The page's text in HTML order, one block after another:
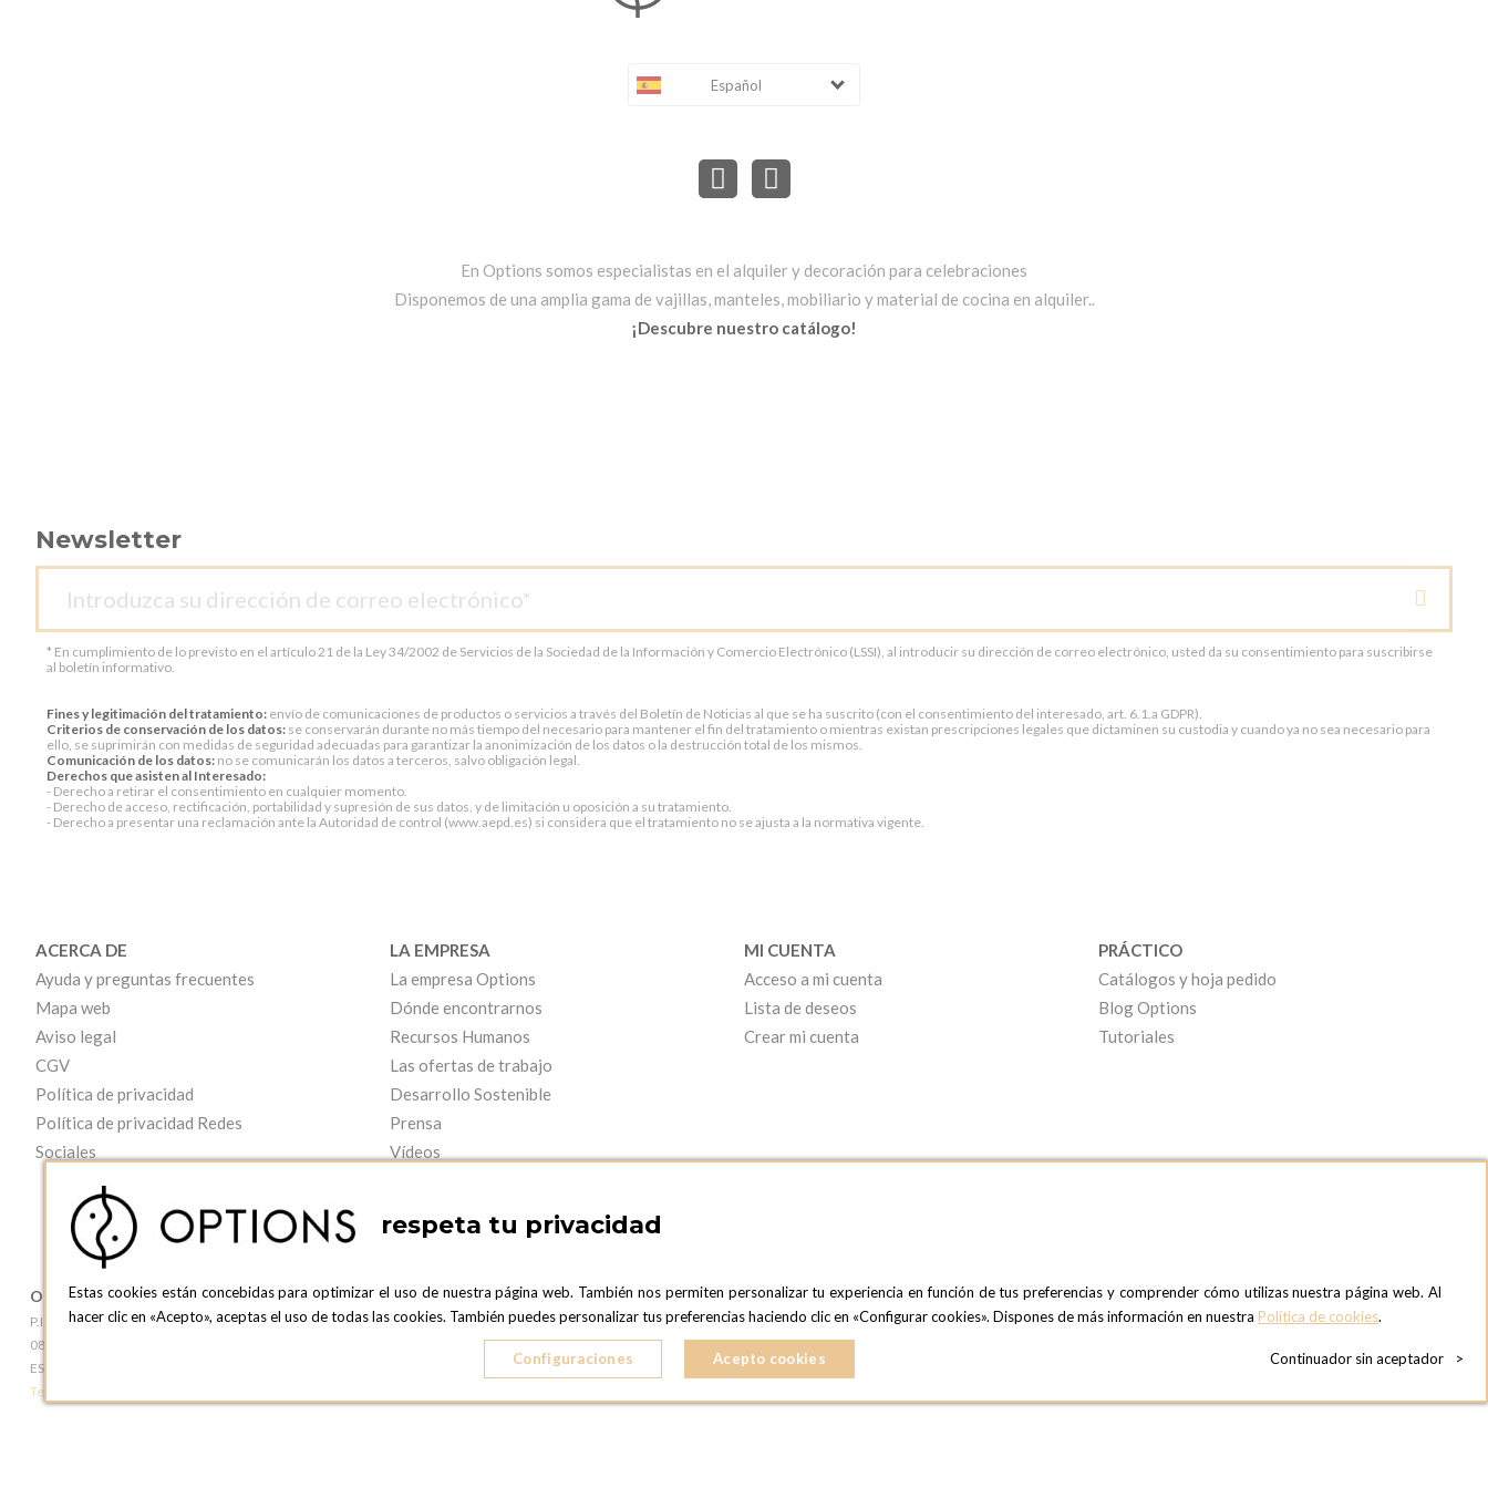
Español
En Options somos especialistas en el alquiler y decoración para celebraciones
Disponemos de una amplia gama de vajillas, manteles, mobiliario y material de cocina en alquiler..
¡Descubre nuestro catálogo!
Newsletter
* En cumplimiento de lo previsto en el artículo 21 de la Ley 34/2002 de Servicios de la Sociedad de la Información y Comercio Electrónico (LSSI), al introducir su dirección de correo electrónico, usted da su consentimiento para suscribirse
al boletín informativo.
Fines y legitimación del tratamiento: envío de comunicaciones de productos o servicios a través del Boletín de Noticias al que se ha suscrito (con el consentimiento del interesado, art. 6.1.a GDPR).
Criterios de conservación de los datos: se conservarán durante no más tiempo del necesario para mantener el fin del tratamiento o mientras existan prescripciones legales que dictaminen su custodia y cuando ya no sea necesario para
ello, se suprimirán con medidas de seguridad adecuadas para garantizar la anonimización de los datos o la destrucción total de los mismos.
Comunicación de los datos: no se comunicarán los datos a terceros, salvo obligación legal.
Derechos que asisten al Interesado:
- Derecho a retirar el consentimiento en cualquier momento.
- Derecho de acceso, rectificación, portabilidad y supresión de sus datos, y de limitación u oposición a su tratamiento.
- Derecho a presentar una reclamación ante la Autoridad de control (www.aepd.es) si considera que el tratamiento no se ajusta a la normativa vigente.
ACERCA DE
Ayuda y preguntas frecuentes
Mapa web
Aviso legal
CGV
Política de privacidad
Política de privacidad Redes
Sociales
LA EMPRESA
La empresa Options
Dónde encontrarnos
Recursos Humanos
Las ofertas de trabajo
Desarrollo Sostenible
Prensa
Vídeos
MI CUENTA
Acceso a mi cuenta
Lista de deseos
Crear mi cuenta
PRÁCTICO
Catálogos y hoja pedido
Blog Options
Tutoriales
OPTIONS BARCELONA
P.I. Can Bernades-Subirà, C/ Ripollès, 12
08130 Santa Perpetua de Moguda, Barcelona
ESPAñA
Teléfono:
OPTIONS BARCELONA SHOWROOM
c/ Laforja, 102
08021 BARCELONA
OPTIONS MADRID
C. Lucio Emilio Cándido, 6,
28803 Alcalá de Henares, Madrid
ESPAñA
OPTIONS MADRID SHOWROOM
C/ Bárbara de Braganza, 2
respeta tu privacidad
Estas cookies están concebidas para optimizar el uso de nuestra página web. También nos permiten personalizar tu experiencia en función de tus preferencias y comprender cómo utilizas nuestra página web. Al
hacer clic en «Acepto», aceptas el uso de todas las cookies. También puedes personalizar tus preferencias haciendo clic en «Configurar cookies». Dispones de más información en nuestra Política de cookies.
Configuraciones Acepto cookies Continuador sin aceptador >